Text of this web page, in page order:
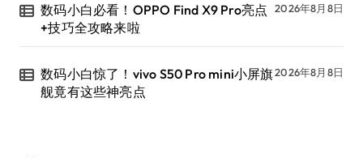
数码小白必看！OPPO Find X9 Pro亮点
+技巧全攻略来啦
2026年8月8日
数码小白惊了！vivo S50 Pro mini小屏旗
舰竟有这些神亮点
2026年8月8日